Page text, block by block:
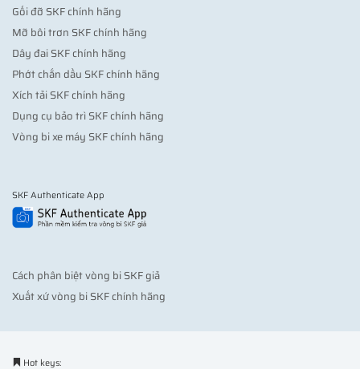
Gối đỡ SKF chính hãng
Mỡ bôi trơn SKF chính hãng
Dây đai SKF chính hãng
Phớt chắn dầu SKF chính hãng
Xích tải SKF chính hãng
Dụng cụ bảo trì SKF chính hãng
Vòng bi xe máy SKF chính hãng
SKF Authenticate App
Cách phân biệt vòng bi SKF giả
Xuất xứ vòng bi SKF chính hãng
Hot keys: